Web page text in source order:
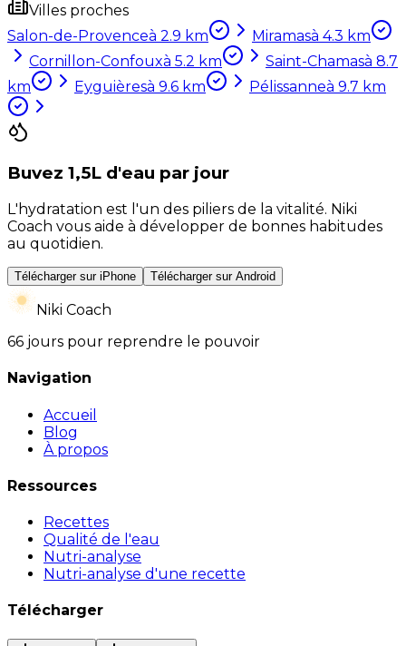
Villes proches
Salon-de-Provenceà 2.9 km Miramasà 4.3 km
Cornillon-Confouxà 5.2 km Saint-Chamasà 8.7
km
Eyguièresà 9.6 km Pélissanneà 9.7 km
Buvez 1,5L d'eau par jour
L'hydratation est l'un des piliers de la vitalité. Niki
Coach vous aide à développer de bonnes habitudes
au quotidien.
Télécharger sur iPhone Télécharger sur Android
Niki Coach
66 jours pour reprendre le pouvoir
Navigation
Accueil
Blog
À propos
Ressources
Recettes
Qualité de l'eau
Nutri-analyse
Nutri-analyse d'une recette
Télécharger